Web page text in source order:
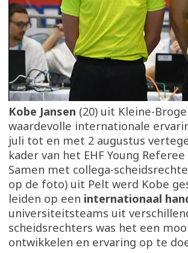
Kobe Jansen (20) uit Kleine-
waardevolle internationale
juli tot en met 2 augustus
kader van het EHF Young
Samen met collega-
op de foto) uit Pelt werd Kobe
leiden op een internationaal
universiteitsteams uit
scheidsrechters was het een
ontwikkelen en ervaring op te